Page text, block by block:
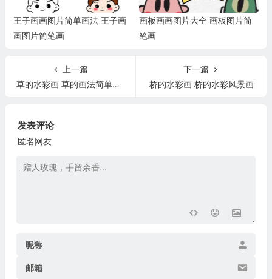
王子画画图片简单画法 王子画
画图片简笔画
画板画画图片大全 画板图片简
笔画
上一篇
草的水彩画 草的画法简单漂亮水彩画
下一篇
桥的水彩画 桥的水彩风景画
发表评论
匿名网友
昵称
邮箱